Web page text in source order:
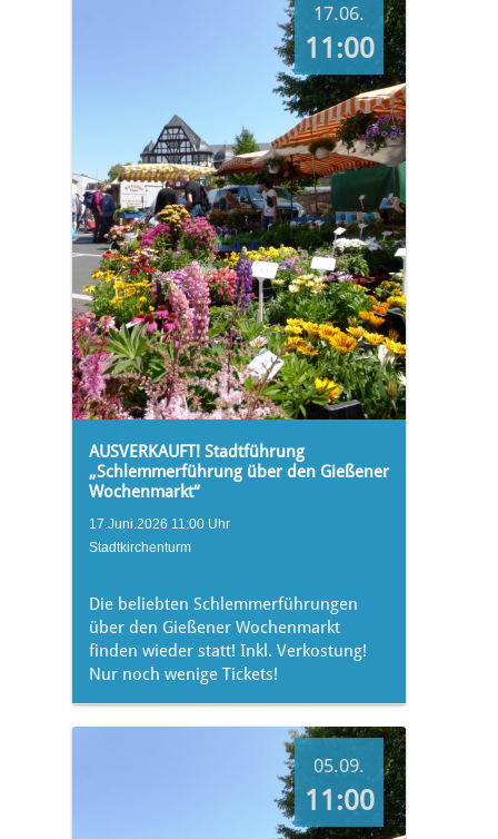
17.06.
11:00
AUSVERKAUFT! Stadtführung
„Schlemmerführung über den Gießener
Wochenmarkt“
17.Juni.2026 11:00 Uhr
Stadtkirchenturm
Die beliebten Schlemmerführungen
über den Gießener Wochenmarkt
finden wieder statt! Inkl. Verkostung!
Nur noch wenige Tickets!
05.09.
11:00